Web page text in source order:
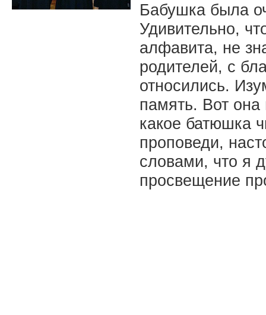
Бабушка была
Удивительно,
алфавита, не
родителей, с
относились.
память. Вот она
какое батюшка
проповеди,
словами, что я
просвещение